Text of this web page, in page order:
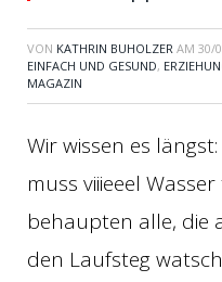
VON KATHRIN BUHOLZER AM 30/
EINFACH UND GESUND,
MAGAZIN
Wir wissen es
muss viiieeel
behaupten alle, die
den Laufsteg